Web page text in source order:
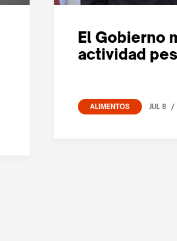
El Gobierno
actividad
ALIMENTOS JUL 8 /